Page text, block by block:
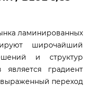
ламинированных
широчайший
и структур
градиент
выраженный переход